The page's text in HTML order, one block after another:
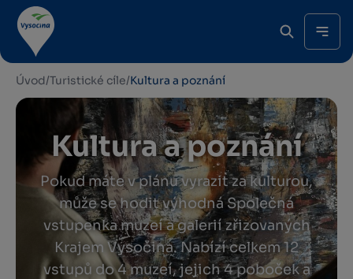
Úvod/Turistické cíle/Kultura a poznání
Kultura a poznání
Pokud máte v plánu vyrazit za kulturou,
může se hodit výhodná Společná
vstupenka muzeí a galerií zřizovaných
Krajem Vysočina. Nabízí celkem 12
vstupů do 4 muzeí, jejich 4 poboček a